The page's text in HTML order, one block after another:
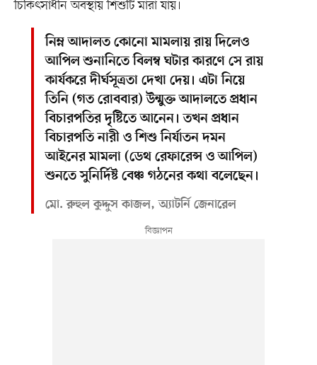
চিকিৎসাধীন অবস্থায় শিশুটি মারা যায়।
নিম্ন আদালত কোনো মামলায় রায় দিলেও
আপিল শুনানিতে বিলম্ব ঘটার কারণে সে রায়
কার্যকরে দীর্ঘসূত্রতা দেখা দেয়। এটা নিয়ে
তিনি (গত রোববার) উন্মুক্ত আদালতে প্রধান
বিচারপতির দৃষ্টিতে আনেন। তখন প্রধান
বিচারপতি নারী ও শিশু নির্যাতন দমন
আইনের মামলা (ডেথ রেফারেন্স ও আপিল)
শুনতে সুনির্দিষ্ট বেঞ্চ গঠনের কথা বলেছেন।
মো. রুহুল কুদ্দুস কাজল, অ্যাটর্নি জেনারেল